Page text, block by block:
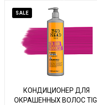
SALE
КОНДИЦИОНЕР ДЛЯ
ОКРАШЕННЫХ ВОЛОС TIGI